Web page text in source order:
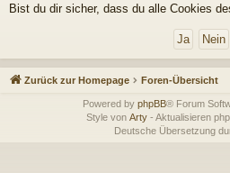
riff
Bist du dir sicher, dass du alle Cookies
Zurück zur Homepage Foren-Übersicht
Powered by phpBB® Forum
Style von Arty - Aktualisieren
Deutsche Übersetzung